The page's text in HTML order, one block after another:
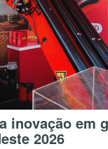
inovação em
2026